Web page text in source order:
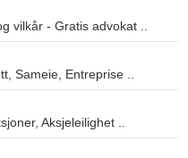
vilkår - Gratis advokat ..
Sameie, Entreprise ..
Aksjeleilighet ..